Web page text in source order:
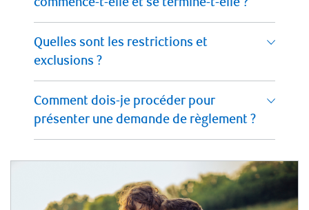
Quelles sont les restrictions et
exclusions ?
Comment dois-je procéder pour
présenter une demande de règlement ?